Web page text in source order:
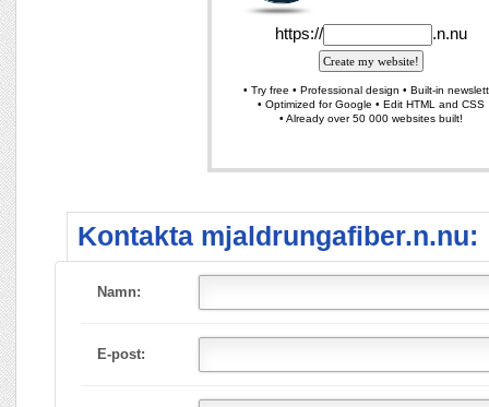
Kontakta mjaldrungafiber.n.nu:
Namn:
E-post: